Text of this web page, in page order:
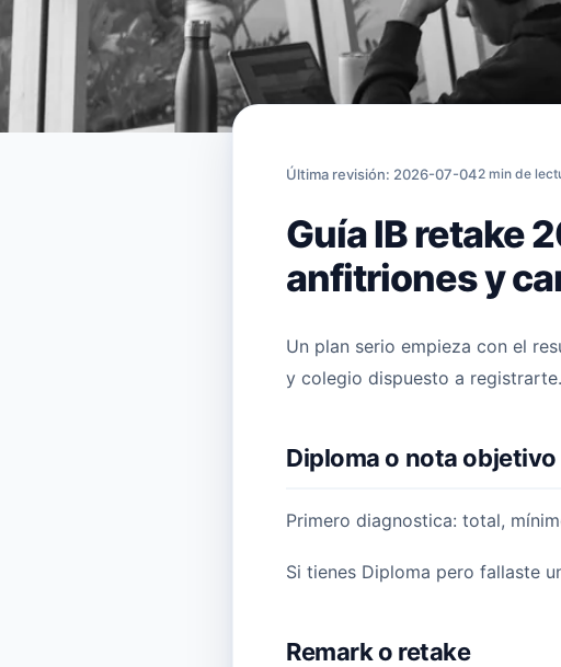
Inicio
Última revisión: 2026-07-042 min de
Guía IB retake
anfitriones y
Un plan serio empieza con el
y colegio dispuesto a registrarte.
Diploma o nota objetivo
Primero diagnostica: total,
Si tienes Diploma pero fallaste
Remark o retake